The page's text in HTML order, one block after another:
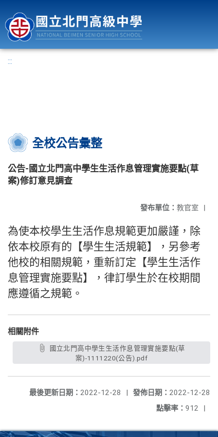
:::
全校公告彙整
公告-國立北門高中學生生活作息管理實施要點(草
案)修訂意見調查
發布單位： 教官室 |
為使本校學生生活作息規範更加嚴謹，除
依本校原有的【學生生活規範】，另參考
他校的相關規範，重新訂定【學生生活作
息管理實施要點】，律訂學生於在校期間
應遵循之規範。
相關附件
案)-1111220(公告).pdf
發佈日期： 2022-12-28
最後更新日期： 2022-12-28
|
點擊率： 912 |